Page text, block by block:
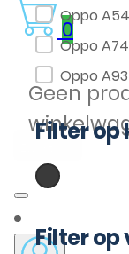
0
Geen
Oppo
Oppo A74
Oppo
Filter op
Filter op
(1)
Filter